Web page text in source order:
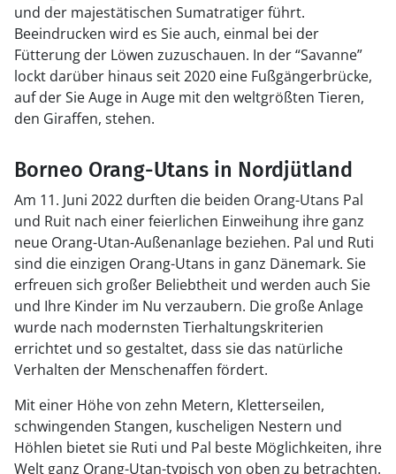
und der majestätischen Sumatratiger führt.
Beeindrucken wird es Sie auch, einmal bei der
Fütterung der Löwen zuzuschauen. In der “Savanne”
lockt darüber hinaus seit 2020 eine Fußgängerbrücke,
auf der Sie Auge in Auge mit den weltgrößten Tieren,
den Giraffen, stehen.
Borneo Orang-Utans in Nordjütland
Am 11. Juni 2022 durften die beiden Orang-Utans Pal
und Ruit nach einer feierlichen Einweihung ihre ganz
neue Orang-Utan-Außenanlage beziehen. Pal und Ruti
sind die einzigen Orang-Utans in ganz Dänemark. Sie
erfreuen sich großer Beliebtheit und werden auch Sie
und Ihre Kinder im Nu verzaubern. Die große Anlage
wurde nach modernsten Tierhaltungskriterien
errichtet und so gestaltet, dass sie das natürliche
Verhalten der Menschenaffen fördert.
Mit einer Höhe von zehn Metern, Kletterseilen,
schwingenden Stangen, kuscheligen Nestern und
Höhlen bietet sie Ruti und Pal beste Möglichkeiten, ihre
Welt ganz Orang-Utan-typisch von oben zu betrachten.